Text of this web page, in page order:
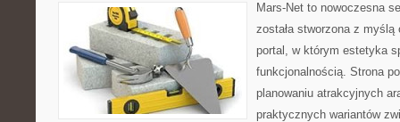
Mars-Net to nowoczesna
została stworzona z
portal, w którym estetyka
funkcjonalnością. Strona
planowaniu atrakcyjnych
praktycznych wariantów